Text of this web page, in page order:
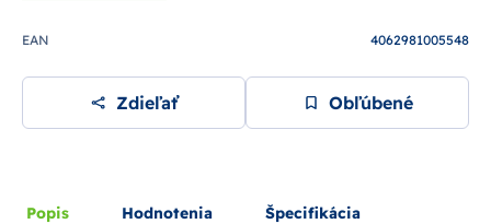
EAN 4062981005548
Zdieľať Obľúbené
Popis Hodnotenia Špecifikácia